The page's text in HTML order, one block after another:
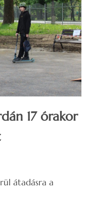
17 órakor
átadásra a